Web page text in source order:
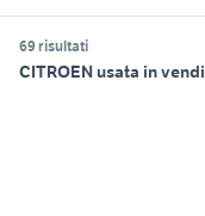
69 risultati
CITROEN usata in